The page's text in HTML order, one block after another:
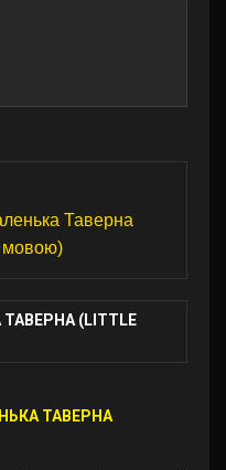
Таверна
мовою)
(LITTLE
ТАВЕРНА